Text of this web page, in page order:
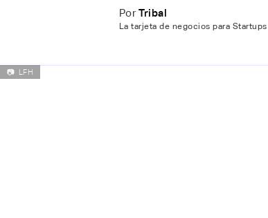
Por Tribal
La tarjeta de negocios para Startups
📷 LFH